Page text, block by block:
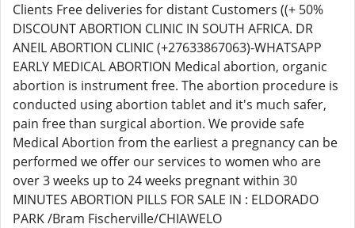
Clients Free deliveries for distant Customers ((+ 50%
DISCOUNT ABORTION CLINIC IN SOUTH AFRICA. DR
ANEIL ABORTION CLINIC (+27633867063)-WHATSAPP
EARLY MEDICAL ABORTION Medical abortion, organic
abortion is instrument free. The abortion procedure is
conducted using abortion tablet and it's much safer,
pain free than surgical abortion. We provide safe
Medical Abortion from the earliest a pregnancy can be
performed we offer our services to women who are
over 3 weeks up to 24 weeks pregnant within 30
MINUTES ABORTION PILLS FOR SALE IN : ELDORADO
PARK /Bram Fischerville/CHIAWELO